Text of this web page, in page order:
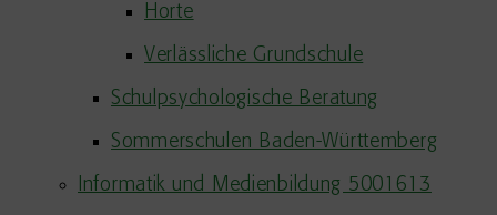
Horte
Verlässliche Grundschule
Schulpsychologische Beratung
Sommerschulen Baden-Württemberg
Informatik und Medienbildung 5001613